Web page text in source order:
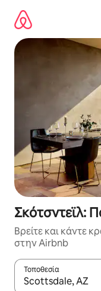
περιεχόμενο
Σκότσντεϊλ:
Βρείτε και κάντε
στην Airbnb
Τοποθεσία
Όταν τα